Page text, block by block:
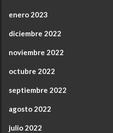
enero 2023
diciembre 2022
noviembre 2022
octubre 2022
septiembre 2022
agosto 2022
julio 2022